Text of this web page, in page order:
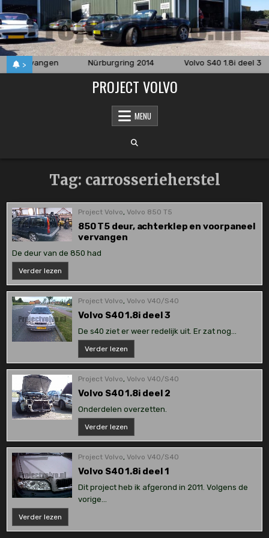
Skip
to
content
>
vervangen Nürburgring 2014 Volvo S40 1.8i deel 3
PROJECT VOLVO
MENU
Tag: carrosserieherstel
Project Volvo,Volvo 850 T5
850 T5 deur, achterklep en voorpaneel
vervangen
De deur van de 850 had
Verder lezen
T5
deur,
achterklep
en
voorpaneel
vervangen
Project Volvo,Volvo V40/S40
Volvo S40 1.8i deel 3
De s40 ziet er weer redelijk uit. Er zat nog…
Verder lezen
S40
1.8i
deel
3
Project Volvo,Volvo V40/S40
Volvo S40 1.8i deel 2
Onderdelen overzetten.
Verder lezen
S40
1.8i
deel
2
Project Volvo,Volvo V40/S40
Volvo S40 1.8i deel 1
Dit project heb ik afgerond in 2011. Volgens de
vorige…
Verder lezen
S40
1.8i